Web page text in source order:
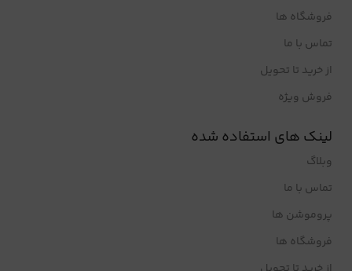
فروشگاه ها
تماس با ما
از خرید تا تحویل
فروش ویژه
لینک های استفاده شده
وبلاگ
تماس با ما
پروموشن ها
فروشگاه ها